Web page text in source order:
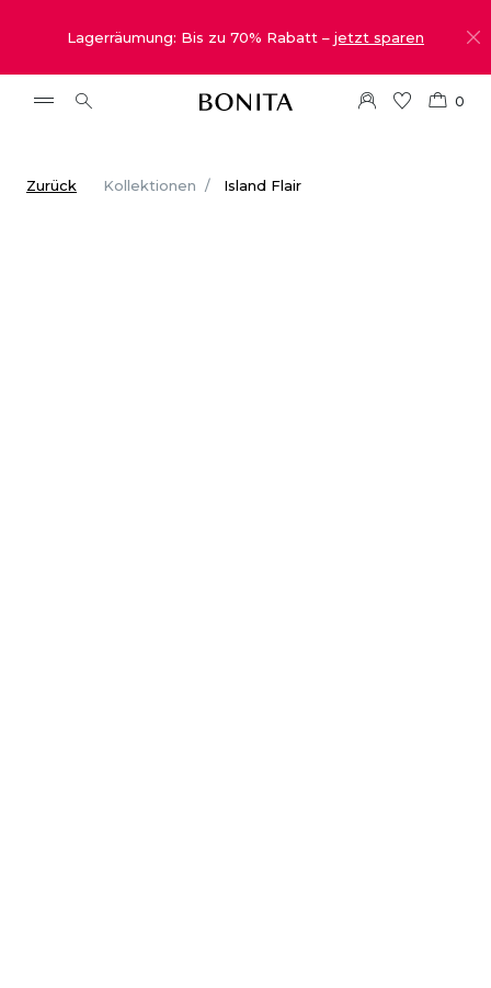
Lagerräumung: Bis zu 70% Rabatt – jetzt sparen
0
Zurück Kollektionen Island Flair